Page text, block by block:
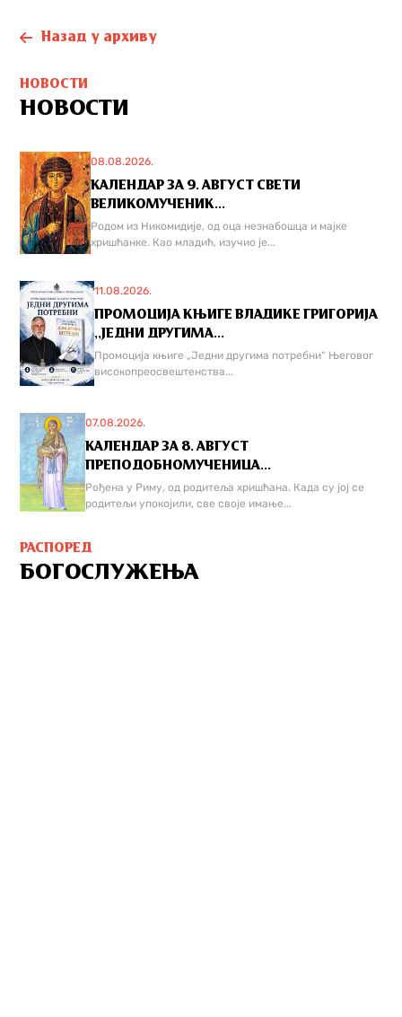
Назад у архиву
НОВОСТИ
НОВОСТИ
08.08.2026.
КАЛЕНДАР ЗА 9. АВГУСТ СВЕТИ
ВЕЛИКОМУЧЕНИК...
Родом из Никомидије, од оца незнабошца и мајке
хришћанке. Као младић, изучио је...
11.08.2026.
ПРОМОЦИЈА КЊИГЕ ВЛАДИКЕ ГРИГОРИЈА
,,ЈЕДНИ ДРУГИМА...
Промоција књиге „Једни другима потребни“ Његовог
високопреосвештенства...
07.08.2026.
КАЛЕНДАР ЗА 8. АВГУСТ
ПРЕПОДОБНОМУЧЕНИЦА...
Рођена у Риму, од родитеља хришћана. Када су јој се
родитељи упокојили, све своје имање...
РАСПОРЕД
БОГОСЛУЖЕЊА